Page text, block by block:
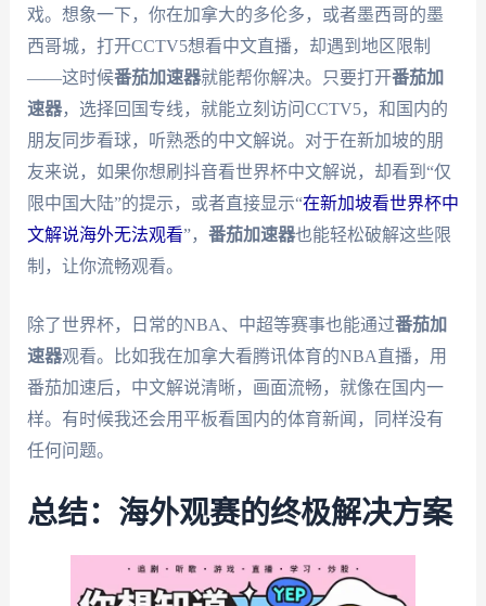
戏。想象一下，你在加拿大的多伦多，或者墨西哥的墨
西哥城，打开CCTV5想看中文直播，却遇到地区限制
——这时候番茄加速器就能帮你解决。只要打开番茄加
速器，选择回国专线，就能立刻访问CCTV5，和国内的
朋友同步看球，听熟悉的中文解说。对于在新加坡的朋
友来说，如果你想刷抖音看世界杯中文解说，却看到“仅
限中国大陆”的提示，或者直接显示“在新加坡看世界杯中
文解说海外无法观看”， 番茄加速器也能轻松破解这些限
制，让你流畅观看。
除了世界杯，日常的NBA、中超等赛事也能通过番茄加
速器观看。比如我在加拿大看腾讯体育的NBA直播，用
番茄加速后，中文解说清晰，画面流畅，就像在国内一
样。有时候我还会用平板看国内的体育新闻，同样没有
任何问题。
总结：海外观赛的终极解决方案